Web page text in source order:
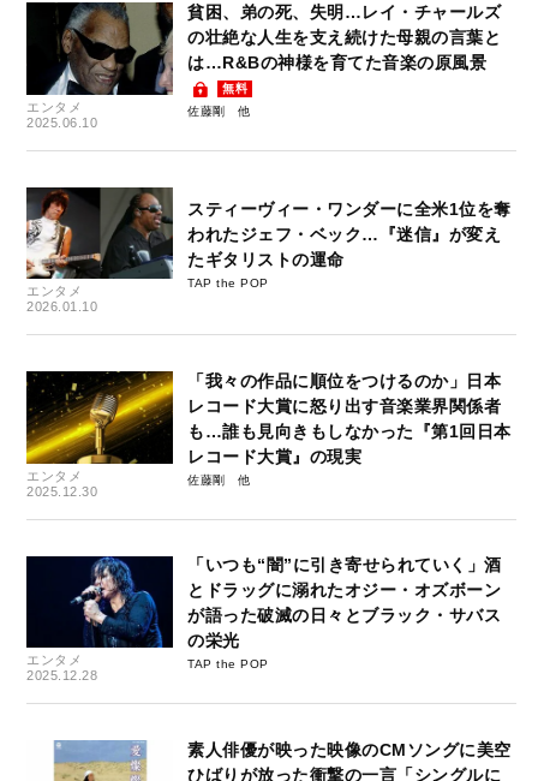
エンタメ
2025.06.10
貧困、弟の死、失明…レイ・チャールズ
の壮絶な人生を支え続けた母親の言葉と
は…R&Bの神様を育てた音楽の原風景
無料
佐藤剛
エンタメ
2026.01.10
スティーヴィー・ワンダーに全米1位を奪
われたジェフ・ベック…『迷信』が変え
たギタリストの運命
TAP the POP
エンタメ
2025.12.30
「我々の作品に順位をつけるのか」日本
レコード大賞に怒り出す音楽業界関係者
も…誰も見向きもしなかった『第1回日本
レコード大賞』の現実
佐藤剛
エンタメ
2025.12.28
「いつも“闇”に引き寄せられていく」酒
とドラッグに溺れたオジー・オズボーン
が語った破滅の日々とブラック・サバス
の栄光
TAP the POP
素人俳優が映った映像のCMソングに美空
ひばりが放った衝撃の一言「シングルに